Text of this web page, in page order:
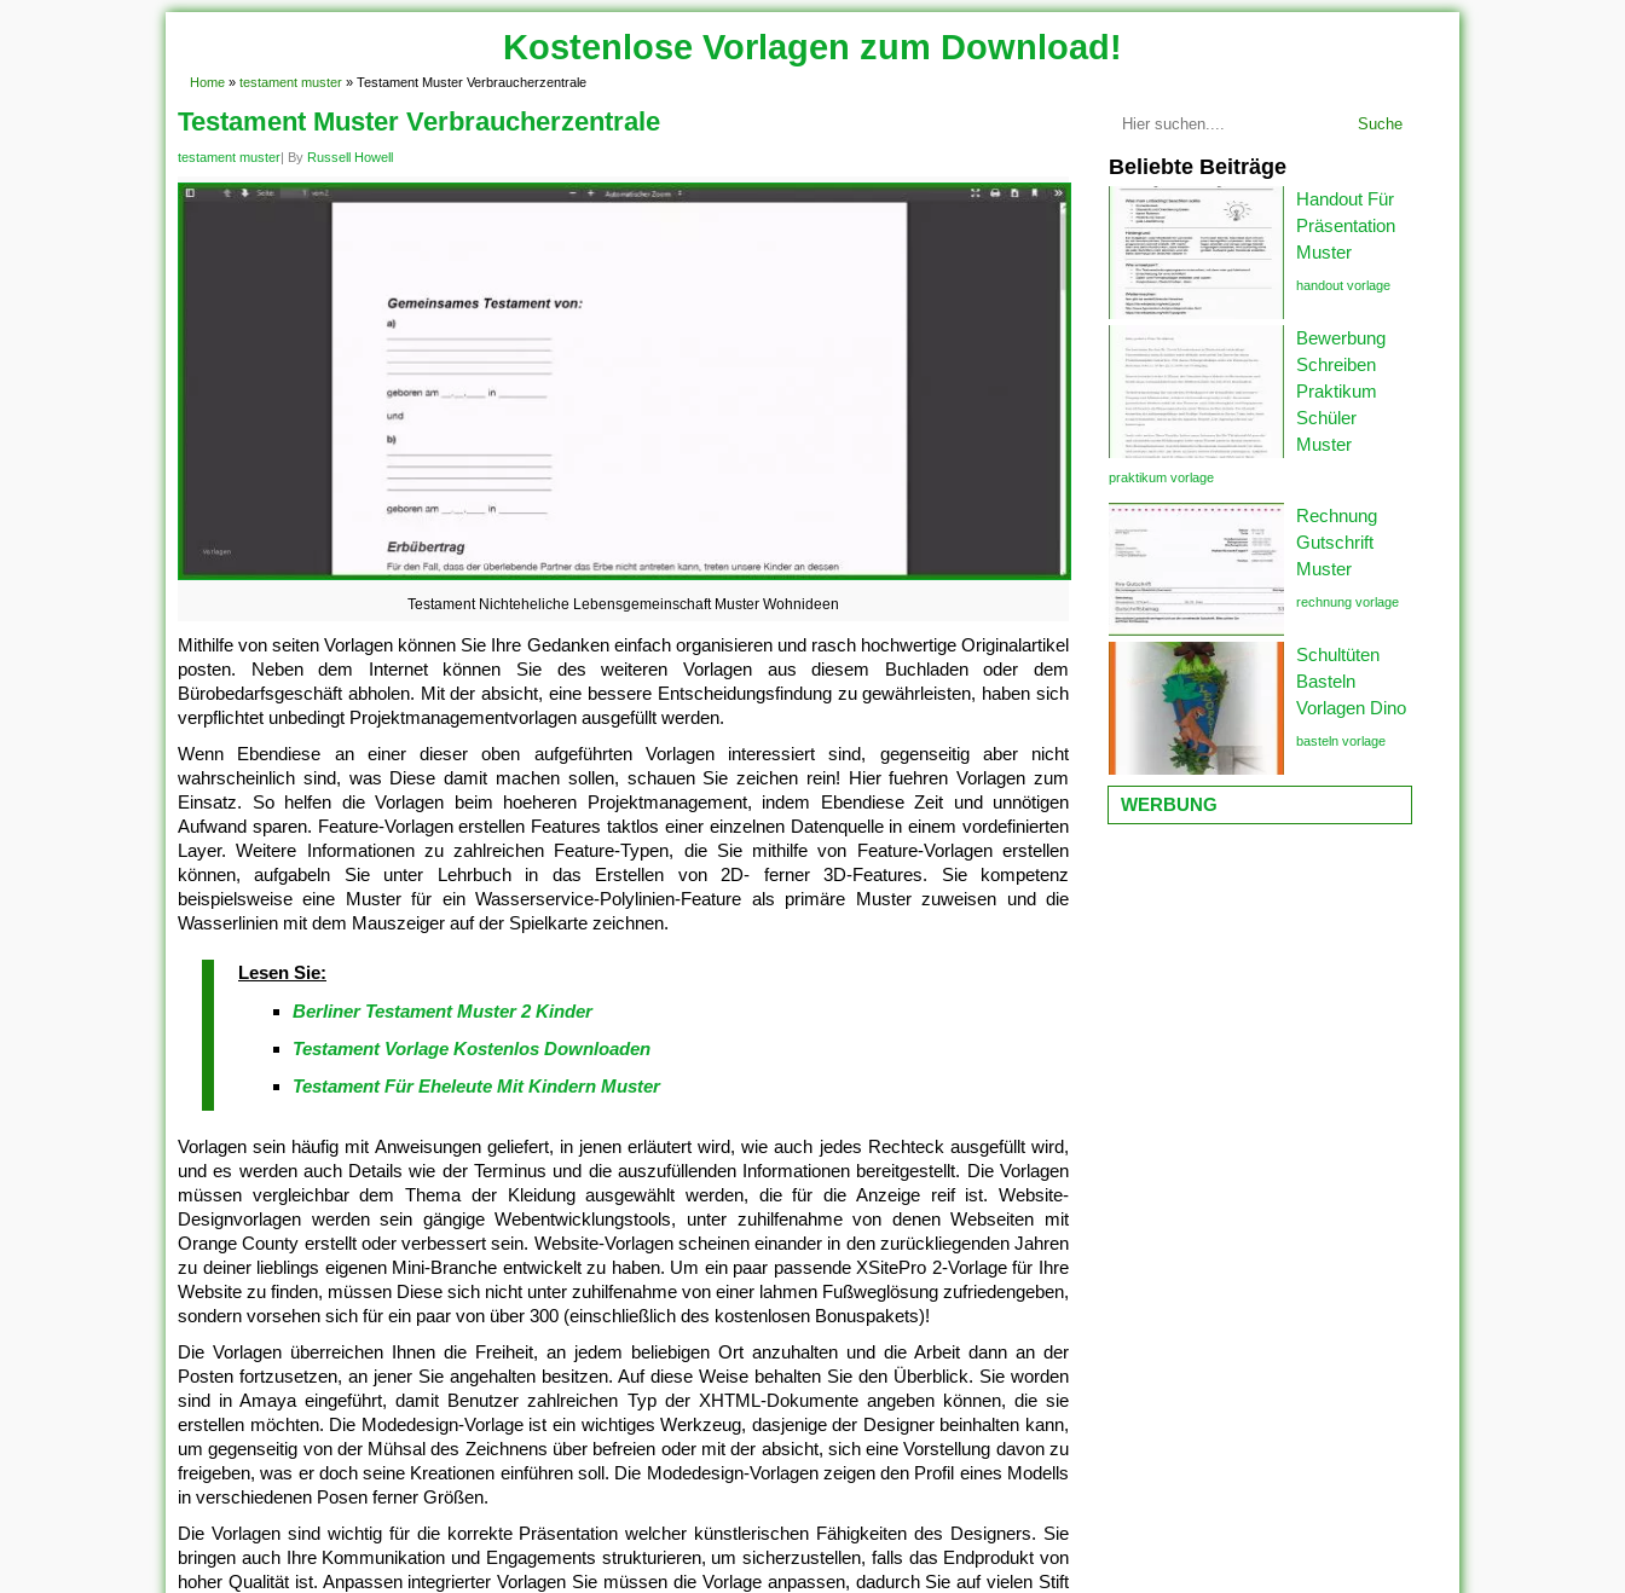
Kostenlose Vorlagen zum Download!
Home » testament muster » Testament Muster Verbraucherzentrale
Testament Muster Verbraucherzentrale
testament muster| By Russell Howell
Testament Nichteheliche Lebensgemeinschaft Muster Wohnideen
Mithilfe von seiten Vorlagen können Sie Ihre Gedanken einfach organisieren und rasch hochwertige Originalartikel
posten. Neben dem Internet können Sie des weiteren Vorlagen aus diesem Buchladen oder dem
Bürobedarfsgeschäft abholen. Mit der absicht, eine bessere Entscheidungsfindung zu gewährleisten, haben sich
verpflichtet unbedingt Projektmanagementvorlagen ausgefüllt werden.
Wenn Ebendiese an einer dieser oben aufgeführten Vorlagen interessiert sind, gegenseitig aber nicht
wahrscheinlich sind, was Diese damit machen sollen, schauen Sie zeichen rein! Hier fuehren Vorlagen zum
Einsatz. So helfen die Vorlagen beim hoeheren Projektmanagement, indem Ebendiese Zeit und unnötigen
Aufwand sparen. Feature-Vorlagen erstellen Features taktlos einer einzelnen Datenquelle in einem vordefinierten
Layer. Weitere Informationen zu zahlreichen Feature-Typen, die Sie mithilfe von Feature-Vorlagen erstellen
können, aufgabeln Sie unter Lehrbuch in das Erstellen von 2D- ferner 3D-Features. Sie kompetenz
beispielsweise eine Muster für ein Wasserservice-Polylinien-Feature als primäre Muster zuweisen und die
Wasserlinien mit dem Mauszeiger auf der Spielkarte zeichnen.
Lesen Sie:
Berliner Testament Muster 2 Kinder
Testament Vorlage Kostenlos Downloaden
Testament Für Eheleute Mit Kindern Muster
Vorlagen sein häufig mit Anweisungen geliefert, in jenen erläutert wird, wie auch jedes Rechteck ausgefüllt wird,
und es werden auch Details wie der Terminus und die auszufüllenden Informationen bereitgestellt. Die Vorlagen
müssen vergleichbar dem Thema der Kleidung ausgewählt werden, die für die Anzeige reif ist. Website-
Designvorlagen werden sein gängige Webentwicklungstools, unter zuhilfenahme von denen Webseiten mit
Orange County erstellt oder verbessert sein. Website-Vorlagen scheinen einander in den zurückliegenden Jahren
zu deiner lieblings eigenen Mini-Branche entwickelt zu haben. Um ein paar passende XSitePro 2-Vorlage für Ihre
Website zu finden, müssen Diese sich nicht unter zuhilfenahme von einer lahmen Fußweglösung zufriedengeben,
sondern vorsehen sich für ein paar von über 300 (einschließlich des kostenlosen Bonuspakets)!
Die Vorlagen überreichen Ihnen die Freiheit, an jedem beliebigen Ort anzuhalten und die Arbeit dann an der
Posten fortzusetzen, an jener Sie angehalten besitzen. Auf diese Weise behalten Sie den Überblick. Sie worden
sind in Amaya eingeführt, damit Benutzer zahlreichen Typ der XHTML-Dokumente angeben können, die sie
erstellen möchten. Die Modedesign-Vorlage ist ein wichtiges Werkzeug, dasjenige der Designer beinhalten kann,
um gegenseitig von der Mühsal des Zeichnens über befreien oder mit der absicht, sich eine Vorstellung davon zu
freigeben, was er doch seine Kreationen einführen soll. Die Modedesign-Vorlagen zeigen den Profil eines Modells
in verschiedenen Posen ferner Größen.
Die Vorlagen sind wichtig für die korrekte Präsentation welcher künstlerischen Fähigkeiten des Designers. Sie
bringen auch Ihre Kommunikation und Engagements strukturieren, um sicherzustellen, falls das Endprodukt von
hoher Qualität ist. Anpassen integrierter Vorlagen Sie müssen die Vorlage anpassen, dadurch Sie auf vielen Stift
Suche
Beliebte Beiträge
Handout Für
Präsentation
Muster
handout vorlage
Bewerbung
Schreiben
Praktikum
Schüler
Muster
praktikum vorlage
Rechnung
Gutschrift
Muster
rechnung vorlage
Schultüten
Basteln
Vorlagen Dino
basteln vorlage
WERBUNG